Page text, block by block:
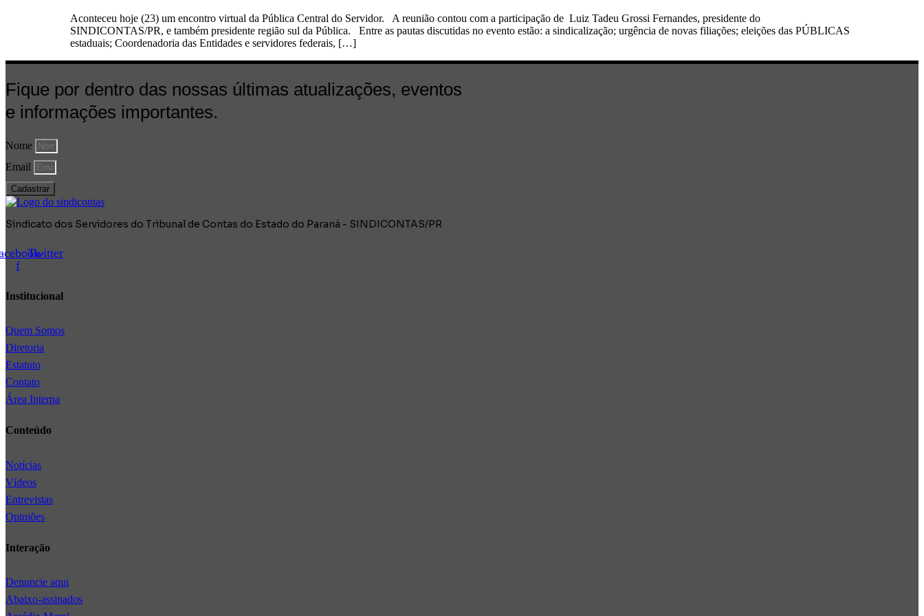
Aconteceu hoje (23) um encontro virtual da Pública Central do Servidor. A reunião contou com a participação de Luiz Tadeu Grossi Fernandes, presidente do
SINDICONTAS/PR, e também presidente região sul da Pública. Entre as pautas discutidas no evento estão: a sindicalização; urgência de novas filiações; eleições das PÚBLICAS
estaduais; Coordenadoria das Entidades e servidores federais, […]
Fique por dentro das nossas últimas atualizações, eventos
e informações importantes.
Nome
Email
Cadastrar
Sindicato dos Servidores do Tribunal de Contas do Estado do Paraná - SINDICONTAS/PR
f
Twitter
Institucional
Quem Somos
Diretoria
Estatuto
Contato
Área Interna
Conteúdo
Notícias
Vídeos
Entrevistas
Opiniões
Interação
Denuncie aqui
Abaixo-assinados